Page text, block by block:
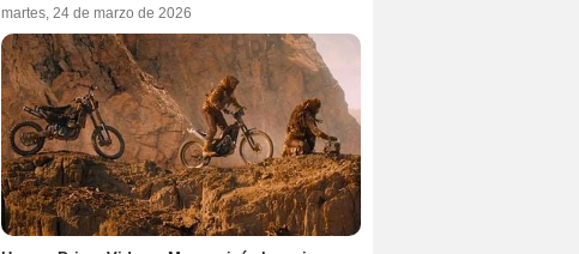
martes, 24 de marzo de 2026